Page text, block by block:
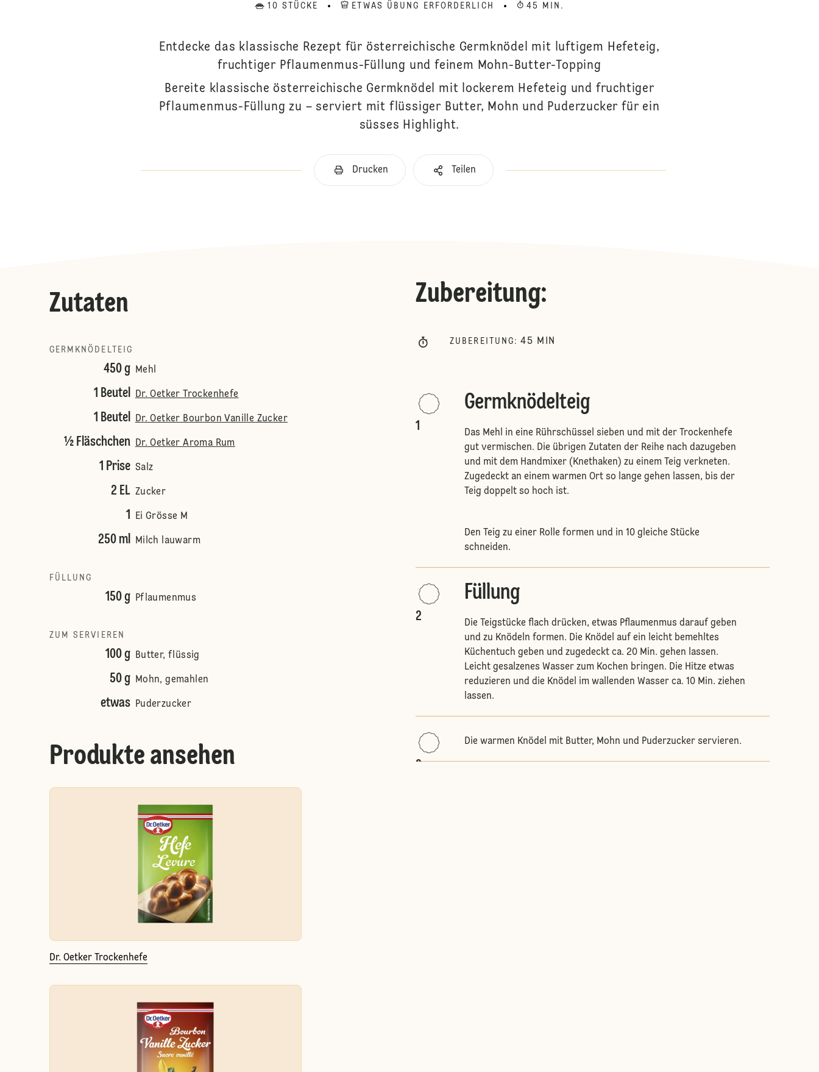
10 STÜCKE ETWAS ÜBUNG ERFORDERLICH 45 MIN.
Entdecke das klassische Rezept für österreichische Germknödel mit luftigem Hefeteig,
fruchtiger Pflaumenmus-Füllung und feinem Mohn-Butter-Topping
Bereite klassische österreichische Germknödel mit lockerem Hefeteig und fruchtiger
Pflaumenmus-Füllung zu – serviert mit flüssiger Butter, Mohn und Puderzucker für ein
süsses Highlight.
Drucken Teilen
Zutaten
GERMKNÖDELTEIG
450 g Mehl
1 Beutel Dr. Oetker Trockenhefe
1 Beutel Dr. Oetker Bourbon Vanille Zucker
½ Fläschchen Dr. Oetker Aroma Rum
1 Prise Salz
2 EL Zucker
1 Ei Grösse M
250 ml Milch lauwarm
FÜLLUNG
150 g Pflaumenmus
ZUM SERVIEREN
100 g Butter, flüssig
50 g Mohn, gemahlen
etwas Puderzucker
Produkte ansehen
Dr. Oetker Trockenhefe
Zubereitung:
ZUBEREITUNG : 45 MIN
1
Germknödelteig
Das Mehl in eine Rührschüssel sieben und mit der Trockenhefe
gut vermischen. Die übrigen Zutaten der Reihe nach dazugeben
und mit dem Handmixer (Knethaken) zu einem Teig verkneten.
Zugedeckt an einem warmen Ort so lange gehen lassen, bis der
Teig doppelt so hoch ist.
Den Teig zu einer Rolle formen und in 10 gleiche Stücke
schneiden.
2
Füllung
Die Teigstücke flach drücken, etwas Pflaumenmus darauf geben
und zu Knödeln formen. Die Knödel auf ein leicht bemehltes
Küchentuch geben und zugedeckt ca. 20 Min. gehen lassen.
Leicht gesalzenes Wasser zum Kochen bringen. Die Hitze etwas
reduzieren und die Knödel im wallenden Wasser ca. 10 Min. ziehen
lassen.
3
Die warmen Knödel mit Butter, Mohn und Puderzucker servieren.